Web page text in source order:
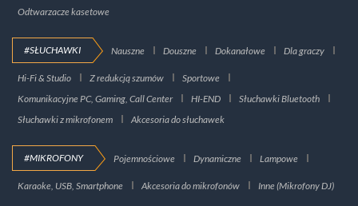
Odtwarzacze kasetowe
#SŁUCHAWKI Nauszne Douszne Dokanałowe Dla graczy
Hi-Fi & Studio Z redukcją szumów
Sportowe
Komunikacyjne PC, Gaming, Call Center
HI-END
Słuchawki Bluetooth
Słuchawki z mikrofonem
Akcesoria do słuchawek
#MIKROFONY Pojemnościowe Dynamiczne Lampowe
Karaoke, USB, Smartphone Akcesoria do mikrofonów Inne (Mikrofony DJ)